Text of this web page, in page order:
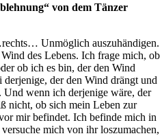
von dem Tänzer
Unmöglich auszuhändigen.
des Lebens. Ich frage mich, ob
ob ich es bin, der den Wind
der den Wind drängt und
wenn ich derjenige wäre, der
nicht, ob sich mein Leben zur
mir befindet. Ich befinde mich in
mich von ihr loszumachen,